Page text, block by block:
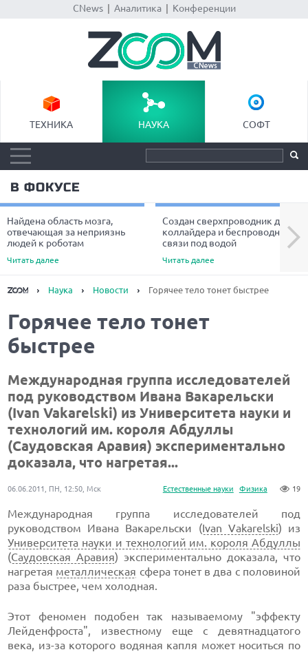
CNews| Аналитика| Конференции
ТЕХНИКА НАУКА СОФТ
В ФОКУСЕ
Найдена область мозга,
отвечающая за неприязнь
людей к роботам
Читать далее
Создан сверхпроводник для
коллайдера и беспроводной
связи под водой
Читать далее
Next
Наука Новости Горячее тело тонет быстрее
Горячее тело тонет
быстрее
Международная группа исследователей
под руководством Ивана Вакарельски
(Ivan Vakarelski) из Университета науки и
технологий им. короля Абдуллы
(Саудовская Аравия) экспериментально
доказала, что нагретая...
Естественные науки Физика 19
06.06.2011, ПН, 12:50, Мск
Международная группа исследователей под
руководством Ивана Вакарельски (Ivan Vakarelski) из
Университета науки и технологий им. короля Абдуллы
(Саудовская Аравия) экспериментально доказала, что
нагретая металлическая сфера тонет в два с половиной
раза быстрее, чем холодная.
Этот феномен подобен так называемому "эффекту
Лейденфроста", известному еще с девятнадцатого
века, из-за которого водяная капля может носиться по